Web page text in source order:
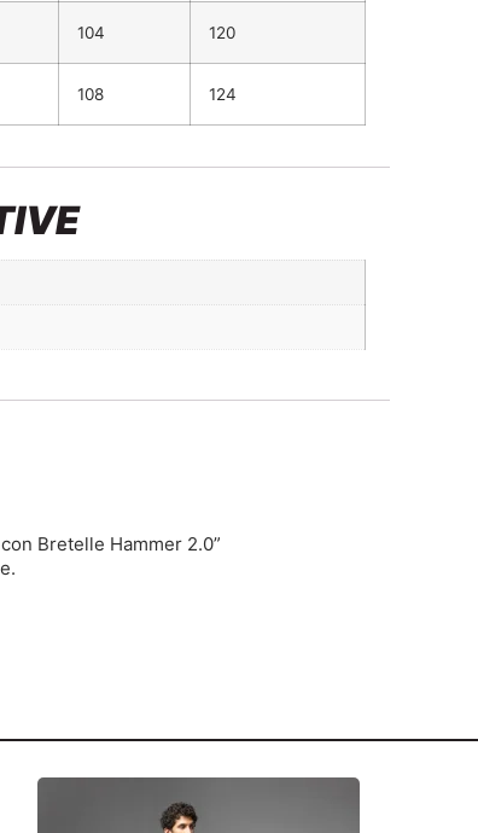
104 120
108 124
Bretelle Hammer 2.0”